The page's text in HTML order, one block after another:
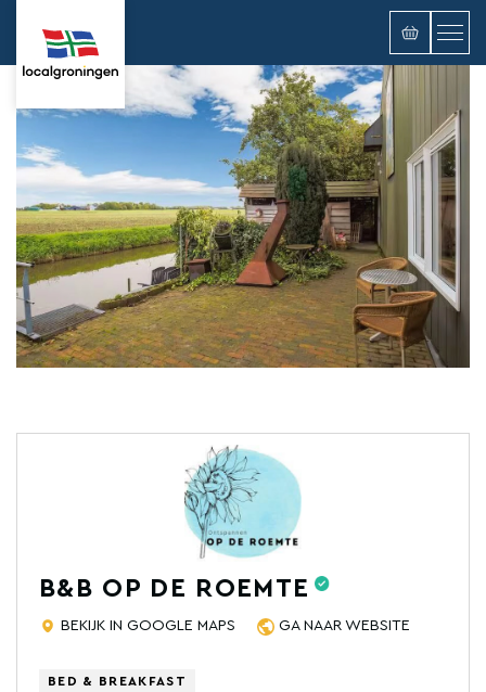
B&B OP DE ROEMTE
BEKIJK IN GOOGLE MAPS GA NAAR WEBSITE
BED & BREAKFAST